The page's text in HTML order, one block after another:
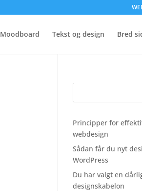
Moodboard Tekst og design Bred
Principper for
webdesign
Sådan får du nyt
WordPress
Du har valgt en
designskabelon